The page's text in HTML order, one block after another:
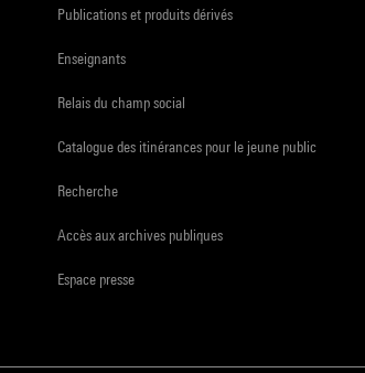
Publications et produits dérivés
Enseignants
Relais du champ social
Catalogue des itinérances pour le jeune public
Recherche
Accès aux archives publiques
Espace presse